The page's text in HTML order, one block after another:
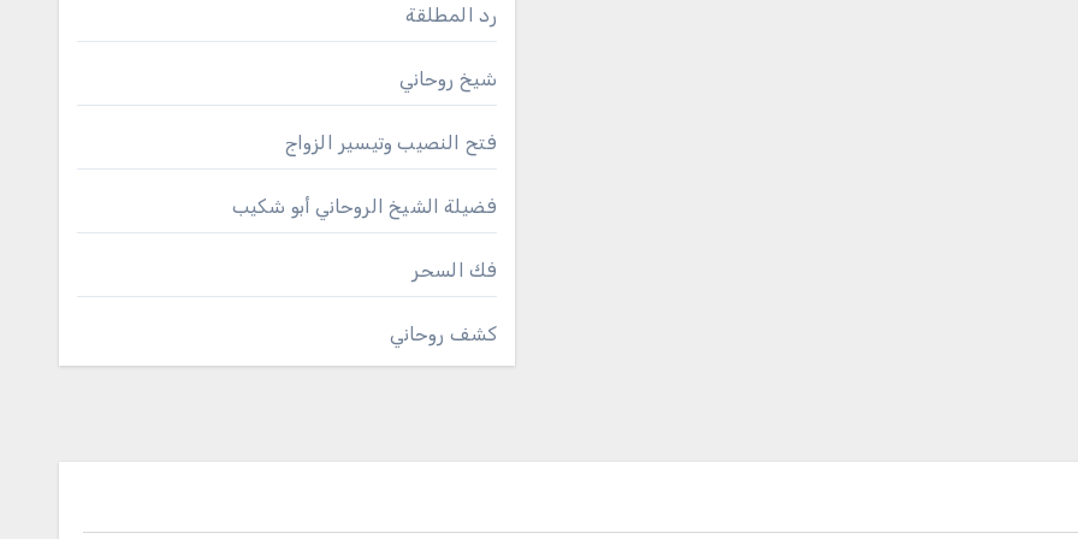
رد المطلقة
شيخ روحاني
فتح النصيب وتيسير الزواج
فضيلة الشيخ الروحاني أبو شكيب
فك السحر
كشف روحاني